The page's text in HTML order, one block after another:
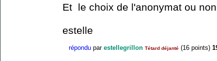
Et le choix de l'anonymat ou
estelle
répondu par estellegrillon Tétard déjanté (16 points)